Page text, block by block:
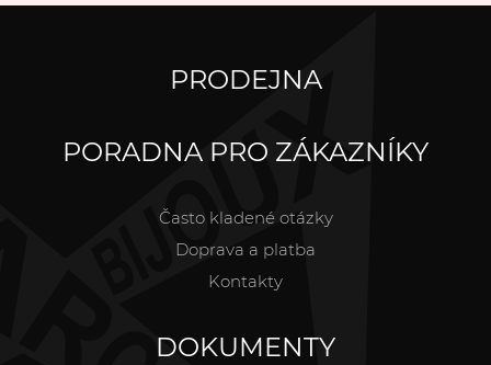
PRODEJNA
PORADNA PRO ZÁKAZNÍKY
Často kladené otázky
Doprava a platba
Kontakty
DOKUMENTY